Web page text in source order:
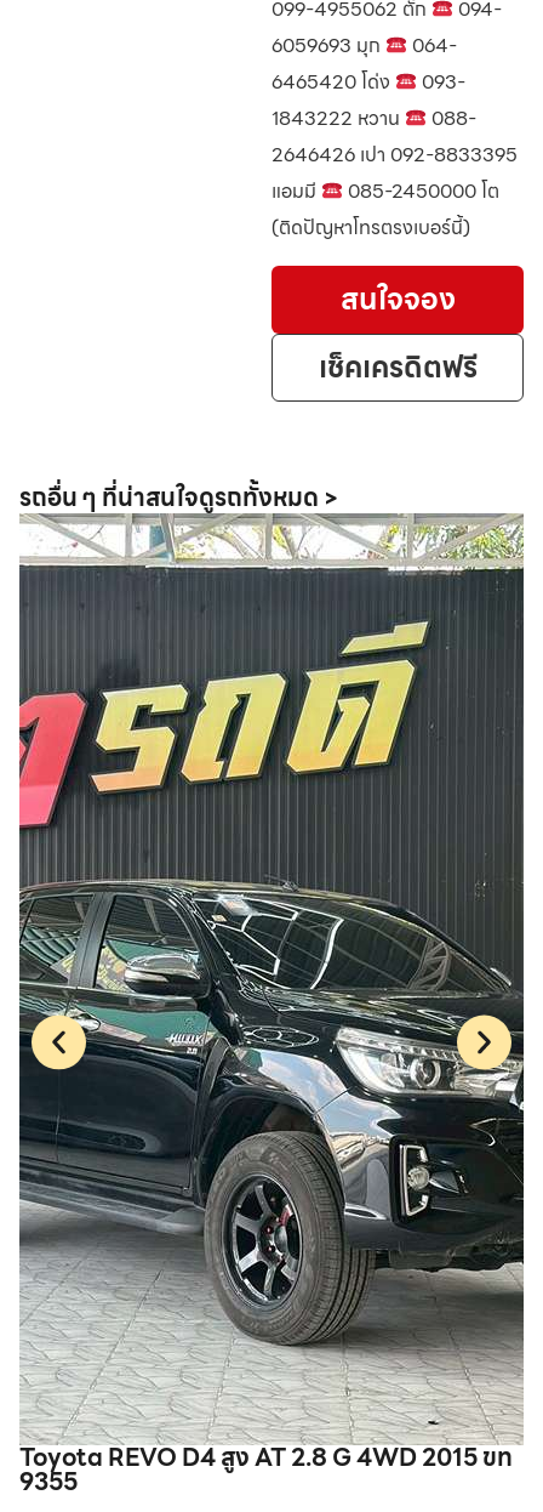
099-4955062 ตั๊ก
094-
6059693 มุก
064-
6465420 โด่ง
093-
1843222 หวาน
088-
2646426 เปา 092-8833395
แอมมี
085-2450000 โต
(ติดปัญหาโทรตรงเบอร์นี้)
สนใจจอง
เช็คเครดิตฟรี
รถอื่น ๆ ที่น่าสนใจดูรถทั้งหมด >
Toyota REVO D4 สูง AT 2.8 G 4WD 2015 ขท
9355